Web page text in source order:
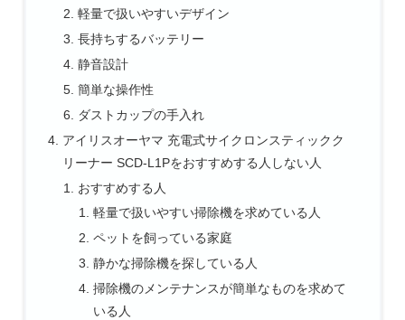
軽量で扱いやすいデザイン
長持ちするバッテリー
静音設計
簡単な操作性
ダストカップの手入れ
アイリスオーヤマ 充電式サイクロンスティックク
リーナー SCD-L1Pをおすすめする人しない人
おすすめする人
軽量で扱いやすい掃除機を求めている人
ペットを飼っている家庭
静かな掃除機を探している人
掃除機のメンテナンスが簡単なものを求めて
いる人